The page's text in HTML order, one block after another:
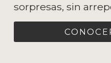
sorpresas, sin